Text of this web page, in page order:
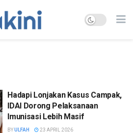
Hadapi Lonjakan Kasus Campak,
IDAI Dorong Pelaksanaan
Imunisasi Lebih Masif
BYULFAH 23 APRIL 2026